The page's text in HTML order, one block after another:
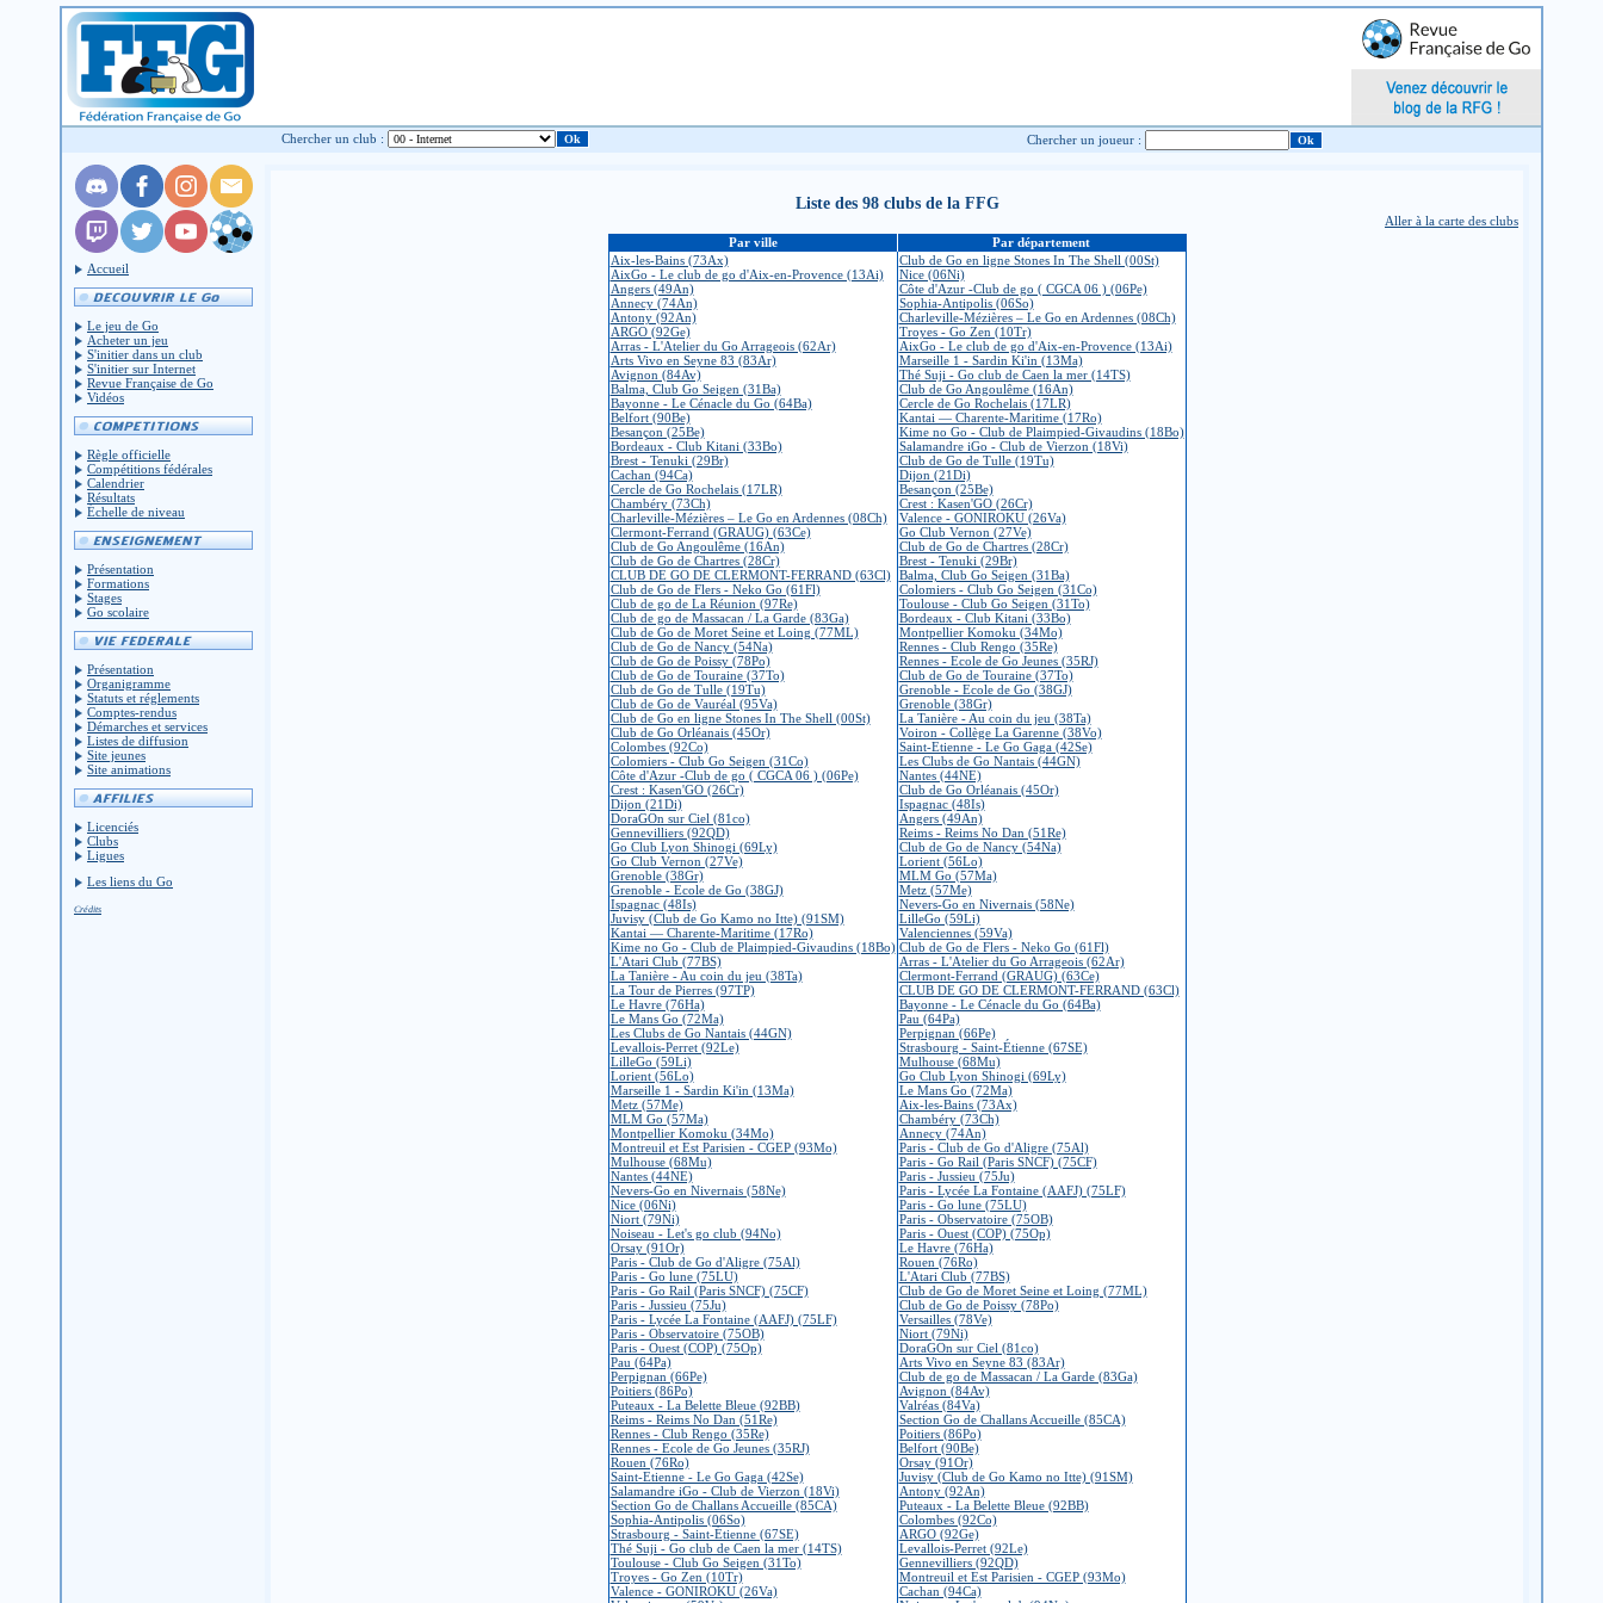
Chercher un club : Chercher un joueur :
Accueil
Le jeu de Go
Acheter un jeu
S'initier dans un club
S'initier sur Internet
Revue Française de Go
Vidéos
Règle officielle
Compétitions fédérales
Calendrier
Résultats
Échelle de niveau
Présentation
Formations
Stages
Go scolaire
Présentation
Organigramme
Statuts et réglements
Comptes-rendus
Démarches et services
Listes de diffusion
Site jeunes
Site animations
Licenciés
Clubs
Ligues
Les liens du Go
Crédits
Liste des 98 clubs de la FFG
Aller à la carte des clubs
Par ville
Par département
Aix-les-Bains (73Ax)
AixGo - Le club de go d'Aix-en-Provence (13Ai)
Angers (49An)
Annecy (74An)
Antony (92An)
ARGO (92Ge)
Arras - L'Atelier du Go Arrageois (62Ar)
Arts Vivo en Seyne 83 (83Ar)
Avignon (84Av)
Balma, Club Go Seigen (31Ba)
Bayonne - Le Cénacle du Go (64Ba)
Belfort (90Be)
Besançon (25Be)
Bordeaux - Club Kitani (33Bo)
Brest - Tenuki (29Br)
Cachan (94Ca)
Cercle de Go Rochelais (17LR)
Chambéry (73Ch)
Charleville-Mézières – Le Go en Ardennes (08Ch)
Clermont-Ferrand (GRAUG) (63Ce)
Club de Go Angoulême (16An)
Club de Go de Chartres (28Cr)
CLUB DE GO DE CLERMONT-FERRAND (63Cl)
Club de Go de Flers - Neko Go (61Fl)
Club de go de La Réunion (97Re)
Club de go de Massacan / La Garde (83Ga)
Club de Go de Moret Seine et Loing (77ML)
Club de Go de Nancy (54Na)
Club de Go de Poissy (78Po)
Club de Go de Touraine (37To)
Club de Go de Tulle (19Tu)
Club de Go de Vauréal (95Va)
Club de Go en ligne Stones In The Shell (00St)
Club de Go Orléanais (45Or)
Colombes (92Co)
Colomiers - Club Go Seigen (31Co)
Côte d'Azur -Club de go ( CGCA 06 ) (06Pe)
Crest : Kasen'GO (26Cr)
Dijon (21Di)
DoraGOn sur Ciel (81co)
Gennevilliers (92QD)
Go Club Lyon Shinogi (69Ly)
Go Club Vernon (27Ve)
Grenoble (38Gr)
Grenoble - Ecole de Go (38GJ)
Ispagnac (48Is)
Juvisy (Club de Go Kamo no Itte) (91SM)
Kantai — Charente-Maritime (17Ro)
Kime no Go - Club de Plaimpied-Givaudins (18Bo)
L'Atari Club (77BS)
La Tanière - Au coin du jeu (38Ta)
La Tour de Pierres (97TP)
Le Havre (76Ha)
Le Mans Go (72Ma)
Les Clubs de Go Nantais (44GN)
Levallois-Perret (92Le)
LilleGo (59Li)
Lorient (56Lo)
Marseille 1 - Sardin Ki'in (13Ma)
Metz (57Me)
MLM Go (57Ma)
Montpellier Komoku (34Mo)
Montreuil et Est Parisien - CGEP (93Mo)
Mulhouse (68Mu)
Nantes (44NE)
Nevers-Go en Nivernais (58Ne)
Nice (06Ni)
Niort (79Ni)
Noiseau - Let's go club (94No)
Orsay (91Or)
Paris - Club de Go d'Aligre (75Al)
Paris - Go lune (75LU)
Paris - Go Rail (Paris SNCF) (75CF)
Paris - Jussieu (75Ju)
Paris - Lycée La Fontaine (AAFJ) (75LF)
Paris - Observatoire (75OB)
Paris - Ouest (COP) (75Op)
Pau (64Pa)
Perpignan (66Pe)
Poitiers (86Po)
Puteaux - La Belette Bleue (92BB)
Reims - Reims No Dan (51Re)
Rennes - Club Rengo (35Re)
Rennes - Ecole de Go Jeunes (35RJ)
Rouen (76Ro)
Saint-Etienne - Le Go Gaga (42Se)
Salamandre iGo - Club de Vierzon (18Vi)
Section Go de Challans Accueille (85CA)
Sophia-Antipolis (06So)
Strasbourg - Saint-Étienne (67SE)
Thé Suji - Go club de Caen la mer (14TS)
Toulouse - Club Go Seigen (31To)
Troyes - Go Zen (10Tr)
Valence - GONIROKU (26Va)
Club de Go en ligne Stones In The Shell (00St)
Nice (06Ni)
Côte d'Azur -Club de go ( CGCA 06 ) (06Pe)
Sophia-Antipolis (06So)
Charleville-Mézières – Le Go en Ardennes (08Ch)
Troyes - Go Zen (10Tr)
AixGo - Le club de go d'Aix-en-Provence (13Ai)
Marseille 1 - Sardin Ki'in (13Ma)
Thé Suji - Go club de Caen la mer (14TS)
Club de Go Angoulême (16An)
Cercle de Go Rochelais (17LR)
Kantai — Charente-Maritime (17Ro)
Kime no Go - Club de Plaimpied-Givaudins (18Bo)
Salamandre iGo - Club de Vierzon (18Vi)
Club de Go de Tulle (19Tu)
Dijon (21Di)
Besançon (25Be)
Crest : Kasen'GO (26Cr)
Valence - GONIROKU (26Va)
Go Club Vernon (27Ve)
Club de Go de Chartres (28Cr)
Brest - Tenuki (29Br)
Balma, Club Go Seigen (31Ba)
Colomiers - Club Go Seigen (31Co)
Toulouse - Club Go Seigen (31To)
Bordeaux - Club Kitani (33Bo)
Montpellier Komoku (34Mo)
Rennes - Club Rengo (35Re)
Rennes - Ecole de Go Jeunes (35RJ)
Club de Go de Touraine (37To)
Grenoble - Ecole de Go (38GJ)
Grenoble (38Gr)
La Tanière - Au coin du jeu (38Ta)
Voiron - Collège La Garenne (38Vo)
Saint-Etienne - Le Go Gaga (42Se)
Les Clubs de Go Nantais (44GN)
Nantes (44NE)
Club de Go Orléanais (45Or)
Ispagnac (48Is)
Angers (49An)
Reims - Reims No Dan (51Re)
Club de Go de Nancy (54Na)
Lorient (56Lo)
MLM Go (57Ma)
Metz (57Me)
Nevers-Go en Nivernais (58Ne)
LilleGo (59Li)
Valenciennes (59Va)
Club de Go de Flers - Neko Go (61Fl)
Arras - L'Atelier du Go Arrageois (62Ar)
Clermont-Ferrand (GRAUG) (63Ce)
CLUB DE GO DE CLERMONT-FERRAND (63Cl)
Bayonne - Le Cénacle du Go (64Ba)
Pau (64Pa)
Perpignan (66Pe)
Strasbourg - Saint-Étienne (67SE)
Mulhouse (68Mu)
Go Club Lyon Shinogi (69Ly)
Le Mans Go (72Ma)
Aix-les-Bains (73Ax)
Chambéry (73Ch)
Annecy (74An)
Paris - Club de Go d'Aligre (75Al)
Paris - Go Rail (Paris SNCF) (75CF)
Paris - Jussieu (75Ju)
Paris - Lycée La Fontaine (AAFJ) (75LF)
Paris - Go lune (75LU)
Paris - Observatoire (75OB)
Paris - Ouest (COP) (75Op)
Le Havre (76Ha)
Rouen (76Ro)
L'Atari Club (77BS)
Club de Go de Moret Seine et Loing (77ML)
Club de Go de Poissy (78Po)
Versailles (78Ve)
Niort (79Ni)
DoraGOn sur Ciel (81co)
Arts Vivo en Seyne 83 (83Ar)
Club de go de Massacan / La Garde (83Ga)
Avignon (84Av)
Valréas (84Va)
Section Go de Challans Accueille (85CA)
Poitiers (86Po)
Belfort (90Be)
Orsay (91Or)
Juvisy (Club de Go Kamo no Itte) (91SM)
Antony (92An)
Puteaux - La Belette Bleue (92BB)
Colombes (92Co)
ARGO (92Ge)
Levallois-Perret (92Le)
Gennevilliers (92QD)
Montreuil et Est Parisien - CGEP (93Mo)
Cachan (94Ca)